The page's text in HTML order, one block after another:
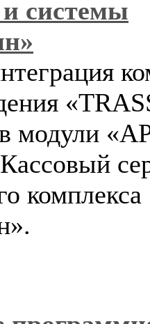
системы
модули
комплекса